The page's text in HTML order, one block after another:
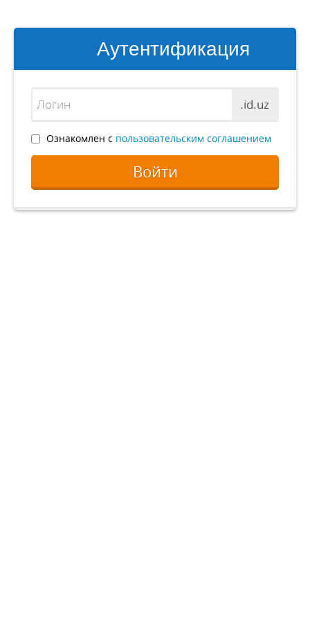
Аутентификация
.id.uz
Ознакомлен с пользовательским соглашением
Войти